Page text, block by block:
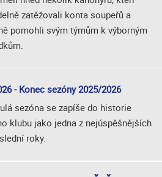
zatěžovali konta soupeřů a
pomohli svým týmům k výborným
- Konec sezóny 2025/2026
sezóna se zapíše do historie
klubu jako jedna z nejúspěšnějších
roky.